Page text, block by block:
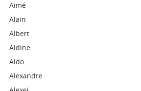
Aimé
Alain
Albert
Aldine
Aldo
Alexandre